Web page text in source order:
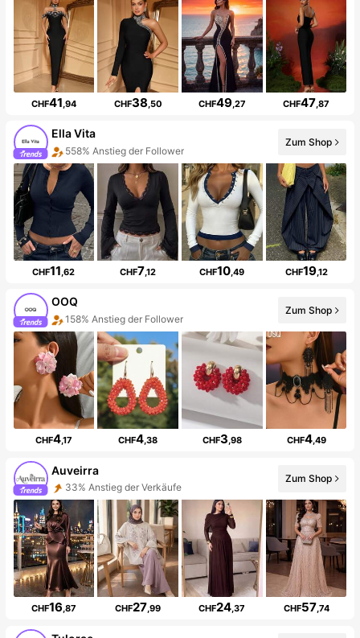
CHF41,94 CHF38,50 CHF49,27 CHF47,87
Ella Vita
558% Anstieg der Follower
Zum Shop
CHF11,62 CHF7,12 CHF10,49 CHF19,12
OOQ
158% Anstieg der Follower
Zum Shop
CHF4,17 CHF4,38 CHF3,98 CHF4,49
Auveirra
33% Anstieg der Verkäufe
Zum Shop
CHF16,87 CHF27,99 CHF24,37 CHF57,74